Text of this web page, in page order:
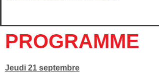
PROGRAMME
Jeudi 21 septembre